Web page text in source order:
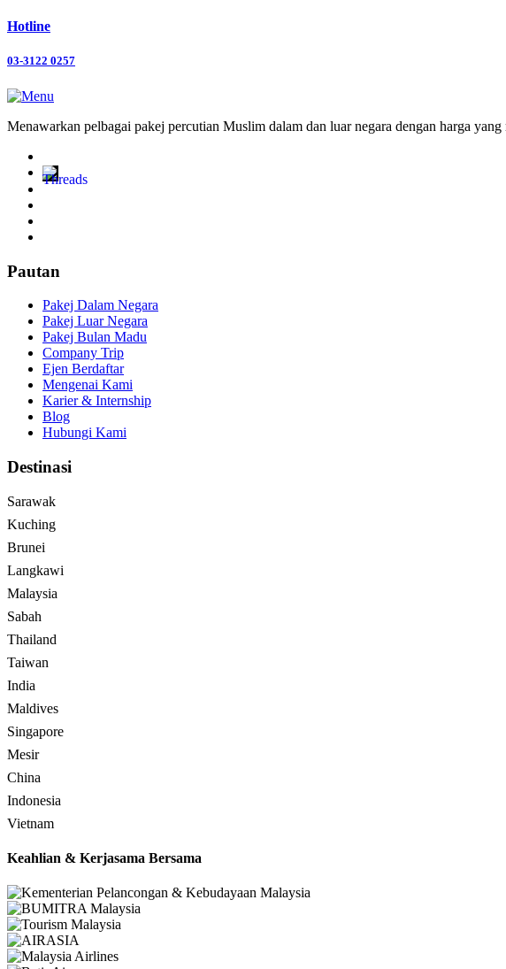
Hotline
03-3122 0257
Menawarkan pelbagai pakej percutian Muslim dalam dan luar negara dengan harga
Pautan
Pakej Dalam Negara
Pakej Luar Negara
Pakej Bulan Madu
Company Trip
Ejen Berdaftar
Mengenai Kami
Karier & Internship
Blog
Hubungi Kami
Destinasi
Sarawak
Kuching
Brunei
Langkawi
Malaysia
Sabah
Thailand
Taiwan
India
Maldives
Singapore
Mesir
China
Indonesia
Vietnam
Keahlian & Kerjasama Bersama